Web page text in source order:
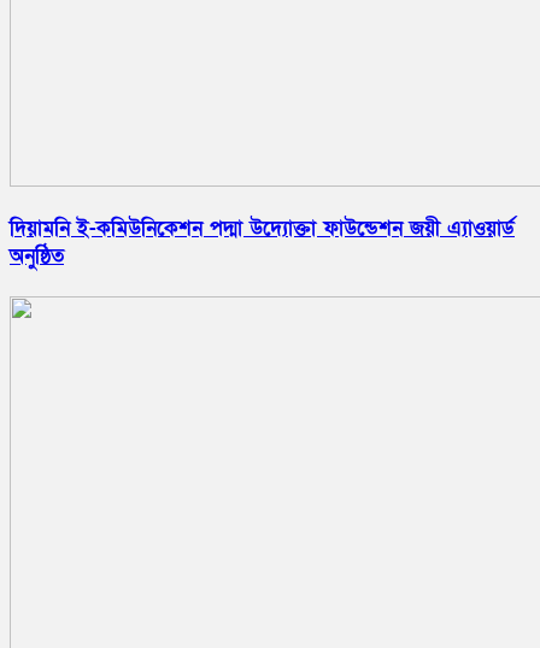
দিয়ামনি ই-কমিউনিকেশন পদ্মা উদ্যোক্তা ফাউন্ডেশন জয়ী এ্যাওয়ার্ড
অনুষ্ঠিত